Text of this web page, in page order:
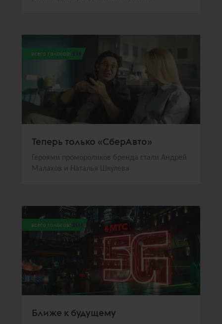
всего голосов: 232
Теперь только «СберАвто»
Героями промороликов бренда стали Андрей
Малахов и Наталья Шкулева
всего голосов: 204
Ближе к будущему